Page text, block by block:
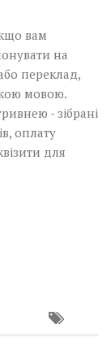
вам
на
переклад,
мовою.
- зібрані
оплату
для